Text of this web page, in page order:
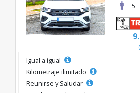
5
Igual a igual
Kilometraje ilimitado
Reunirse y Saludar